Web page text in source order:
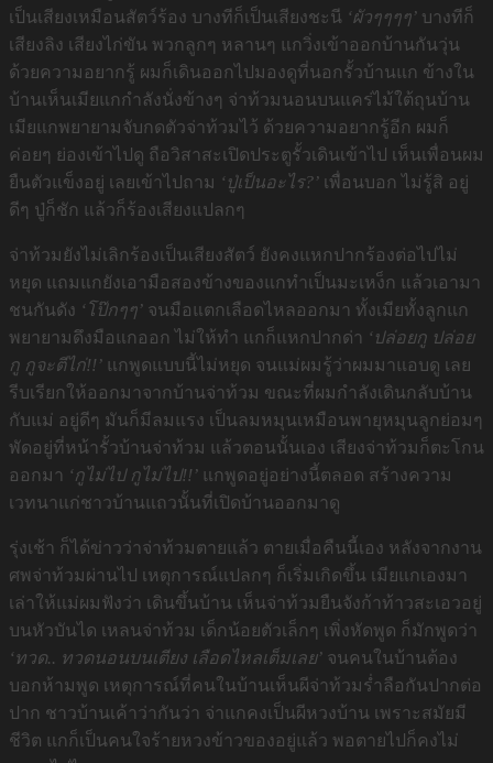
เป็นเสียงเหมือนสัตว์ร้อง บางทีก็เป็นเสียงชะนี ‘ผัวๆๆๆๆ’ บางทีก็
เสียงลิง เสียงไก่ขัน พวกลูกๆ หลานๆ แกวิ่งเข้าออกบ้านกันวุ่น
ด้วยความอยากรู้ ผมก็เดินออกไปมองดูที่นอกรั้วบ้านแก ข้างใน
บ้านเห็นเมียแกกำลังนั่งข้างๆ จ่าท้วมนอนบนแคร่ไม้ใต้ถุนบ้าน
เมียแกพยายามจับกดตัวจ่าท้วมไว้ ด้วยความอยากรู้อีก ผมก็
ค่อยๆ ย่องเข้าไปดู ถือวิสาสะเปิดประตูรั้วเดินเข้าไป เห็นเพื่อนผม
ยืนตัวแข็งอยู่ เลยเข้าไปถาม ‘ปู่เป็นอะไร?’ เพื่อนบอก ไม่รู้สิ อยู่
ดีๆ ปู่ก็ชัก แล้วก็ร้องเสียงแปลกๆ
จ่าท้วมยังไม่เลิกร้องเป็นเสียงสัตว์ ยังคงแหกปากร้องต่อไปไม่
หยุด แถมแกยังเอามือสองข้างของแกทำเป็นมะเหง็ก แล้วเอามา
ชนกันดัง ‘โป๊กๆๆ’ จนมือแตกเลือดไหลออกมา ทั้งเมียทั้งลูกแก
พยายามดึงมือแกออก ไม่ให้ทำ แกก็แหกปากด่า ‘ปล่อยกู ปล่อย
กู กูจะตีไก่!!’ แกพูดแบบนี้ไม่หยุด จนแม่ผมรู้ว่าผมมาแอบดู เลย
รีบเรียกให้ออกมาจากบ้านจ่าท้วม ขณะที่ผมกำลังเดินกลับบ้าน
กับแม่ อยู่ดีๆ มันก็มีลมแรง เป็นลมหมุนเหมือนพายุหมุนลูกย่อมๆ
พัดอยู่ที่หน้ารั้วบ้านจ่าท้วม แล้วตอนนั้นเอง เสียงจ่าท้วมก็ตะโกน
ออกมา ‘กูไม่ไป กูไม่ไป!!’ แกพูดอยู่อย่างนี้ตลอด สร้างความ
เวทนาแก่ชาวบ้านแถวนั้นที่เปิดบ้านออกมาดู
รุ่งเช้า ก็ได้ข่าวว่าจ่าท้วมตายแล้ว ตายเมื่อคืนนี้เอง หลังจากงาน
ศพจ่าท้วมผ่านไป เหตุการณ์แปลกๆ ก็เริ่มเกิดขึ้น เมียแกเองมา
เล่าให้แม่ผมฟังว่า เดินขึ้นบ้าน เห็นจ่าท้วมยืนจังก้าท้าวสะเอวอยู่
บนหัวบันได เหลนจ่าท้วม เด็กน้อยตัวเล็กๆ เพิ่งหัดพูด ก็มักพูดว่า
‘ทวด.. ทวดนอนบนเตียง เลือดไหลเต็มเลย’ จนคนในบ้านต้อง
บอกห้ามพูด เหตุการณ์ที่คนในบ้านเห็นผีจ่าท้วมร่ำลือกันปากต่อ
ปาก ชาวบ้านเค้าว่ากันว่า จ่าแกคงเป็นผีหวงบ้าน เพราะสมัยมี
ชีวิต แกก็เป็นคนใจร้ายหวงข้าวของอยู่แล้ว พอตายไปก็คงไม่